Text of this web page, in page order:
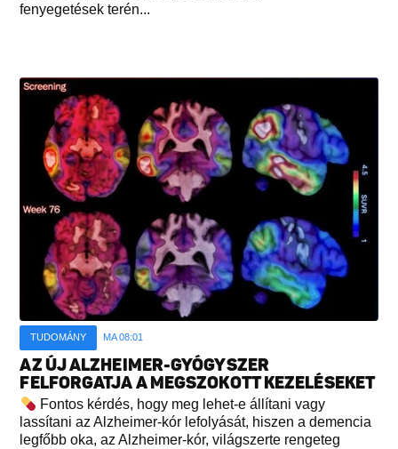
fenyegetések terén...
TUDOMÁNY MA 08:01
AZ ÚJ ALZHEIMER-GYÓGYSZER
FELFORGATJA A MEGSZOKOTT KEZELÉSEKET
Fontos kérdés, hogy meg lehet-e állítani vagy
lassítani az Alzheimer-kór lefolyását, hiszen a demencia
legfőbb oka, az Alzheimer-kór, világszerte rengeteg